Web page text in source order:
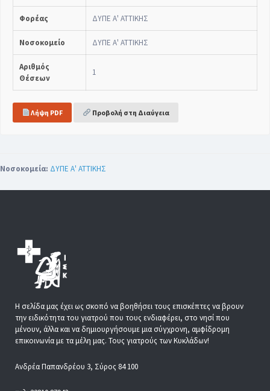
Φορέας ΔΥΠΕ Α' ΑΤΤΙΚΗΣ
Νοσοκομείο ΔΥΠΕ Α' ΑΤΤΙΚΗΣ
Αριθμός
Θέσεων
1
Λήψη PDF Προβολή στη Διαύγεια
Νοσοκομεία: ΔΥΠΕ Α' ΑΤΤΙΚΗΣ
Η σελίδα μας έχει ως σκοπό να βοηθήσει τους επισκέπτες να βρουν
την ειδικότητα του γιατρού που τους ενδιαφέρει, στο νησί που
μένουν, άλλα και να δημιουργήσουμε μια σύγχρονη, αμφίδρομη
επικοινωνία με τα μέλη μας. Τους γιατρούς των Κυκλάδων!
Ανδρέα Παπανδρέου 3, Σύρος 84 100